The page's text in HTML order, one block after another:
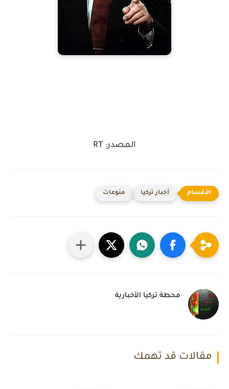
المصدر: RT
أخبار تركيا منوعات
محطة تركيا الأخبارية
مقالات قد تهمك